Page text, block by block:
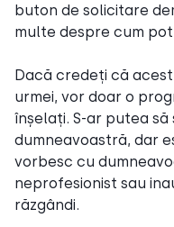
buton de solicitare
multe despre cum
Dacă credeți că
urmei, vor doar o
înșelați. S-ar putea
dumneavoastră, dar
vorbesc cu
neprofesionist sau
răzgândi.